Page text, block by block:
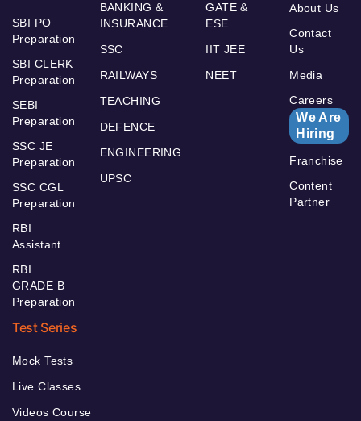
SBI PO
Preparation
SBI CLERK
Preparation
SEBI
Preparation
SSC JE
Preparation
SSC CGL
Preparation
RBI
Assistant
RBI
GRADE B
Preparation
BANKING &
INSURANCE
SSC
RAILWAYS
TEACHING
DEFENCE
ENGINEERING
UPSC
GATE &
ESE
IIT JEE
NEET
About Us
Contact
Us
Media
Careers
We Are
Hiring
Franchise
Content
Partner
Test Series
Mock Tests
Live Classes
Videos Course